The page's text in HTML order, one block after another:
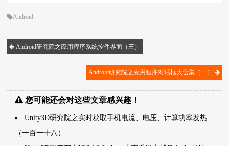
Android
Android研究院之应用程序系统控件界面（三）
Android研究院之应用程序对话框大合集（一）
您可能还会对这些文章感兴趣！
Unity3D研究院之实时获取手机电流、电压、计算功率发热
（一百一十八）